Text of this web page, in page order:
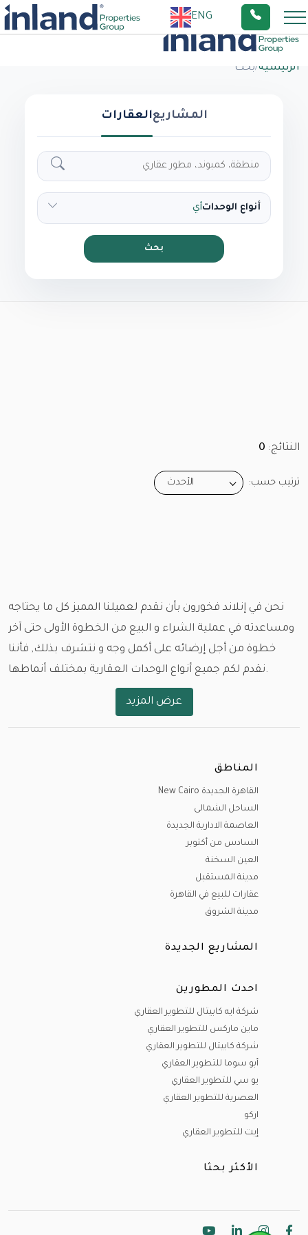
ENG
الرئيسية/بحث
المشاريعالعقارات
أنواع الوحداتأي
بحث
النتائج: 0
ترتيب حسب: الأحدث
نحن في إنلاند فخورون بأن نقدم لعميلنا المميز كل ما يحتاجه
ومساعدته في عملية الشراء و البيع من الخطوة الأولى حتى آخر
خطوة من أجل إرضائه على أكمل وجه و نتشرف بذلك, فأننا
نقدم لكم جميع أنواع الوحدات العقارية بمختلف أنماطها.
و باختلاف المساحات و الأسعار و مواعيد الاستلام , نود ان
القاهرة الجديدة (التجمع الأول - التجمع الخامس )، مدينة
السادس من أكتوبر ، مدينة الشيخ زايد، مدينة الشيخ زايد
الجديدة (نيو زايد)، مدينة العاصمة الإدارية الجديدة، مدينة
الشروق، مدينتي، مدينة الرحاب، مدينة المستقبل (المستقبل
سيتي )، مدينة هليوبوليس الجديدة ، الساحل الشمالي، مدينة
العلمين الجديدة، الجونة، مدينة راس سدر و مدينة المنصورة
أنواع الوحدات :
و من الوحدات السكنية يوجد لدينا (شقق-فيلات مستقلة-تاون
هاوس- توين هاوس -شاليهات سياحية - ستوديوهات -
دوبليكسات -بنتهاوس-وود هاوس )
وحدات تجارية (مولات تجارية - محلات تجارية- عيادات طبية
عرض المزيد
المناطق
القاهرة الجديدة New Cairo
الساحل الشمالى
العاصمة الادارية الجديدة
السادس من أكتوبر
العين السخنة
مدينة المستقبل
عقارات للبيع في القاهرة
مدينة الشروق
المشاريع الجديدة
احدث المطورين
شركة ايه كابيتال للتطوير العقاري
ماين ماركس للتطوير العقاري
شركة كابيتال للتطوير العقاري
أبو سوما للتطوير العقاري
يو سي للتطوير العقاري
العصرية للتطوير العقاري
اركو
إيت للتطوير العقاري
الأكثر بحثا